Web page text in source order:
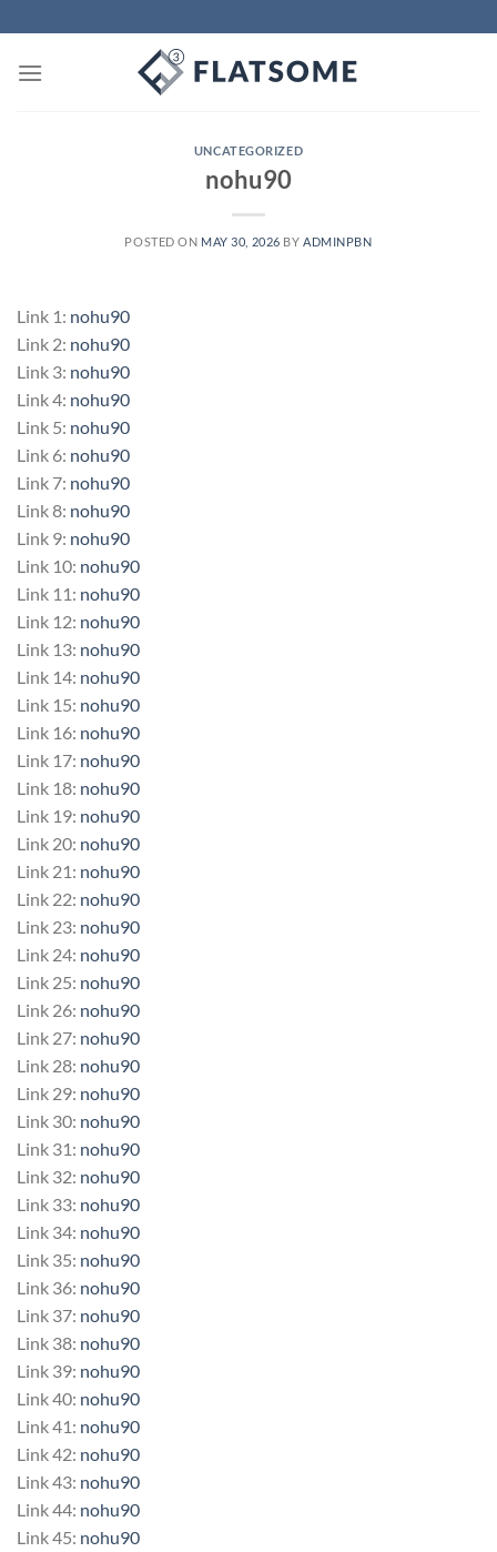
to
content
UNCATEGORIZED
nohu90
POSTED ON MAY 30, 2026 BY ADMINPBN
Link 1: nohu90
Link 2: nohu90
Link 3: nohu90
Link 4: nohu90
Link 5: nohu90
Link 6: nohu90
Link 7: nohu90
Link 8: nohu90
Link 9: nohu90
Link 10: nohu90
Link 11: nohu90
Link 12: nohu90
Link 13: nohu90
Link 14: nohu90
Link 15: nohu90
Link 16: nohu90
Link 17: nohu90
Link 18: nohu90
Link 19: nohu90
Link 20: nohu90
Link 21: nohu90
Link 22: nohu90
Link 23: nohu90
Link 24: nohu90
Link 25: nohu90
Link 26: nohu90
Link 27: nohu90
Link 28: nohu90
Link 29: nohu90
Link 30: nohu90
Link 31: nohu90
Link 32: nohu90
Link 33: nohu90
Link 34: nohu90
Link 35: nohu90
Link 36: nohu90
Link 37: nohu90
Link 38: nohu90
Link 39: nohu90
Link 40: nohu90
Link 41: nohu90
Link 42: nohu90
Link 43: nohu90
Link 44: nohu90
Link 45: nohu90